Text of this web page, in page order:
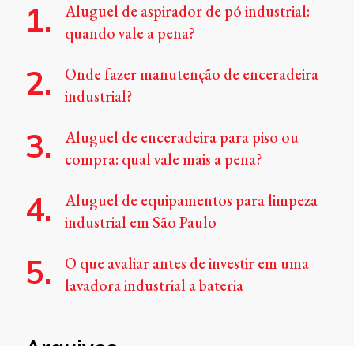
Aluguel de aspirador de pó industrial:
quando vale a pena?
Onde fazer manutenção de enceradeira
industrial?
Aluguel de enceradeira para piso ou
compra: qual vale mais a pena?
Aluguel de equipamentos para limpeza
industrial em São Paulo
O que avaliar antes de investir em uma
lavadora industrial a bateria